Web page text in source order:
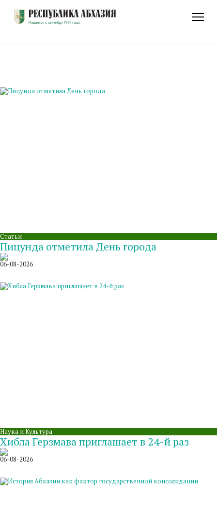
Статьи
Пицунда отметила День города
06-08-2026
Наука и Культура
Хибла Герзмава приглашает в 24-й раз
06-08-2026